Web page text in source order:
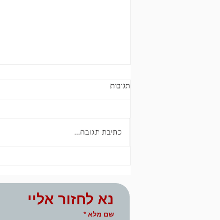
תגובות
כתיבת תגובה...
נא לחזור אליי
שם מלא *